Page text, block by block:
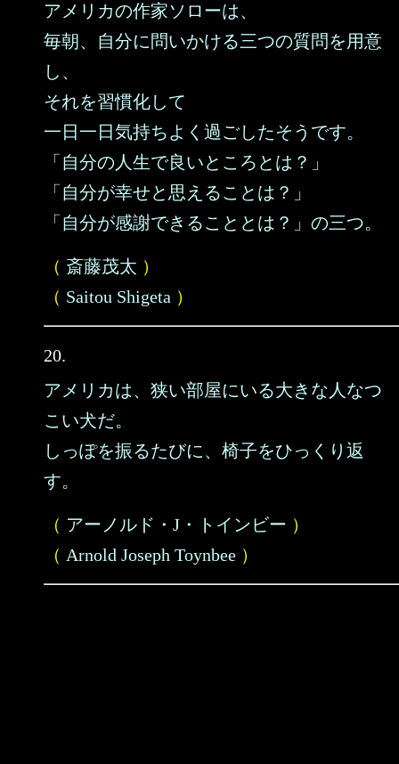
アメリカの作家ソローは、
毎朝、自分に問いかける三つの質問を用意
し、
それを習慣化して
一日一日気持ちよく過ごしたそうです。
「自分の人生で良いところとは？」
「自分が幸せと思えることは？」
「自分が感謝できることとは？」の三つ。
（ 斎藤茂太 ）
（ Saitou Shigeta ）
20.
アメリカは、狭い部屋にいる大きな人なつ
こい犬だ。
しっぽを振るたびに、椅子をひっくり返
す。
（ アーノルド・J・トインビー ）
（ Arnold Joseph Toynbee ）